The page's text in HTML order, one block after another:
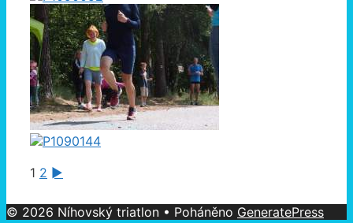
1 2 ►
© 2026 Níhovský triatlon • Poháněno GeneratePress